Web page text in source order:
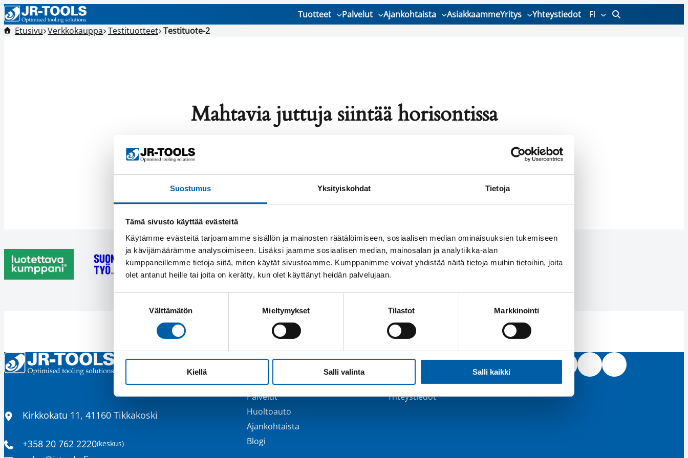
Suostumus Yksityiskohdat Tietoja
Tämä sivusto käyttää evästeitä
Käytämme evästeitä tarjoamamme sisällön ja mainosten räätälöimiseen, sosiaalisen median ominaisuuksien tukemiseen
ja kävijämäärämme analysoimiseen. Lisäksi jaamme sosiaalisen median, mainosalan ja analytiikka-alan
kumppaneillemme tietoja siitä, miten käytät sivustoamme. Kumppanimme voivat yhdistää näitä tietoja muihin tietoihin, joita
olet antanut heille tai joita on kerätty, kun olet käyttänyt heidän palvelujaan.
Välttämätön Mieltymykset Tilastot Markkinointi
Kiellä Salli valinta Salli kaikki
Tuotteet Palvelut Ajankohtaista AsiakkaammeYritys Yhteystiedot
FI
Etusivu Verkkokauppa Testituotteet Testituote-2
Mahtavia juttuja siintää horisontissa
Sijainti
Kirkkokatu 11, 41160 Tikkakoski
Puhelinnumero
+358 20 762 2220(keskus)
Pikalinkit
Tuotteet
Palvelut
Huoltoauto
Ajankohtaista
Blogi
Ota yhteyttä
Yritys
Yhteystiedot
FacebookInstagramLinkedIn Youtube